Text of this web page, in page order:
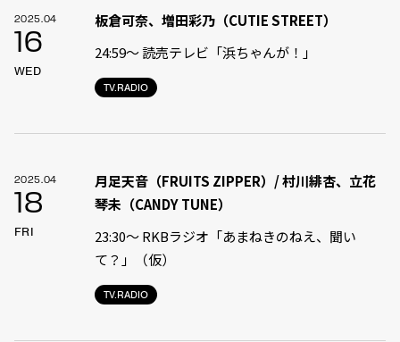
2025.04
16
WED
TV.RADIO
板倉可奈、増田彩乃（CUTIE STREET）
24:59〜 読売テレビ「浜ちゃんが！」
2025.04
18
FRI
TV.RADIO
月足天音（FRUITS ZIPPER）/ 村川緋杏、立花
琴未（CANDY TUNE）
23:30〜 RKBラジオ「あまねきのねえ、聞い
て？」（仮）